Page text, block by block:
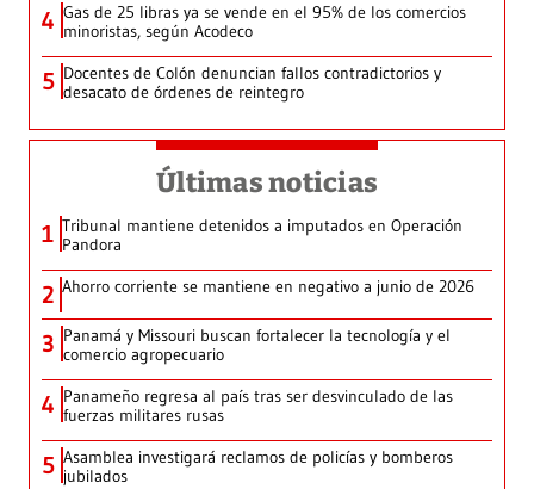
4 Gas de 25 libras ya se vende en el 95% de los comercios
minoristas, según Acodeco
5 Docentes de Colón denuncian fallos contradictorios y
desacato de órdenes de reintegro
Últimas noticias
1 Tribunal mantiene detenidos a imputados en Operación
Pandora
2 Ahorro corriente se mantiene en negativo a junio de 2026
3 Panamá y Missouri buscan fortalecer la tecnología y el
comercio agropecuario
4 Panameño regresa al país tras ser desvinculado de las
fuerzas militares rusas
5 Asamblea investigará reclamos de policías y bomberos
jubilados